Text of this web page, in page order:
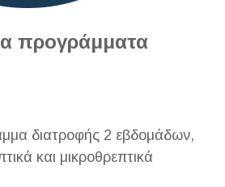
προγράμματα
διατροφής 2 εβδομάδων,
και μικροθρεπτικά